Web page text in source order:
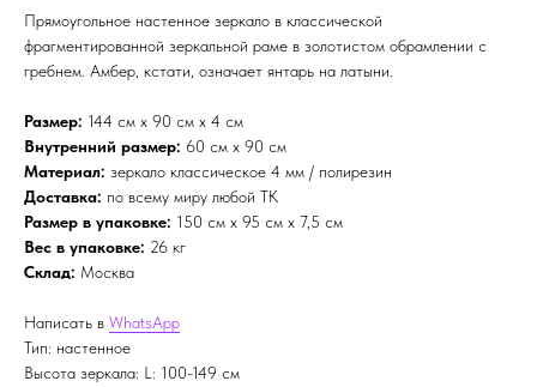
Прямоугольное настенное зеркало в классической
фрагментированной зеркальной раме в золотистом обрамлении с
гребнем. Амбер, кстати, означает янтарь на латыни.
Размер: 144 см х 90 см х 4 см
Внутренний размер: 60 см х 90 см
Материал: зеркало классическое 4 мм / полирезин
Доставка: по всему миру любой ТК
Размер в упаковке: 150 см х 95 см х 7,5 см
Вес в упаковке: 26 кг
Склад: Москва
Написать в WhatsApp
Тип: настенное
Высота зеркала: L: 100-149 см